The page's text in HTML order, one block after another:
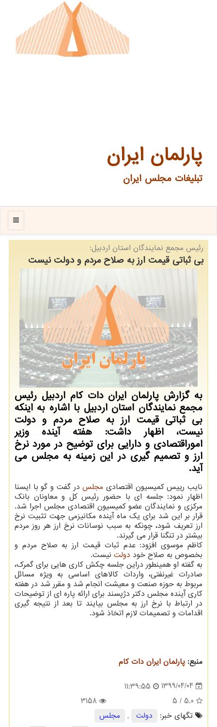
پارلمان ایران
تبلیغات مجلس ایران
منو
رئیس مجمع نمایندگان استان اردبیل:
بی ثباتی قیمت ارز به صلاح مردم و دولت نیست
به گزارش پارلمان ایران دات كام اردبیل رئیس
مجمع نمایندگان استان اردبیل با اشاره به اینكه
بی ثباتی قیمت ارز به صلاح مردم و دولت
نیست، اظهار داشت: هفته آینده وزیر
اموراقتصادی و دارایی برای توضیح در مورد نرخ
ارز و تصمیم گیری در این زمینه به مجلس می
آید.
نایب رییس کمیسیون اقتصادی مجلسدر گفت و گو با ایسنا
اظهار نمود: جلسه ای با حضور رئیس کل و معاونان بانک
مرکزی و نمایندگان عضو کمیسیون اقتصادی مجلس اجرا شد.
قرار بر این شد برای یک ماه آینده مکانیزمی جهت تثبیت نرخ
ارز تعریف شود، چونکه به سبب نوسانات نرخ ارز هر روز مردم
بیشتر در تنگنا قرار می گیرند.
کاظم موسوی افزود: عدم ثبات قیمت ارز به صلاح مردم و
بخصوص به صلاح خود دولت نیست.
به گفته او همینطور دراین جلسه چکش کاری هایی برای گمرک،
صادرات غیرنفتی، واردات کالاهای اساسی به ویژه مسائل
مربوط به حوزه صنعت و معیشت انجام شد و مقرر شد در هفته
کاری آینده مجلس دکتر دژپسند برای ارائه پاره ای از توضیحات
در ارتباط با نرخ ارز به مجلس بیایند تا بعد از نتیجه گیری
اقدامات و تصمیمات لازم اتخاذ شود.
منبع: پارلمان ایران دات كام
1399/04/04
11:39:55
5.0
/ 5
3158
تگهای خبر:
دولت ,
مجلس